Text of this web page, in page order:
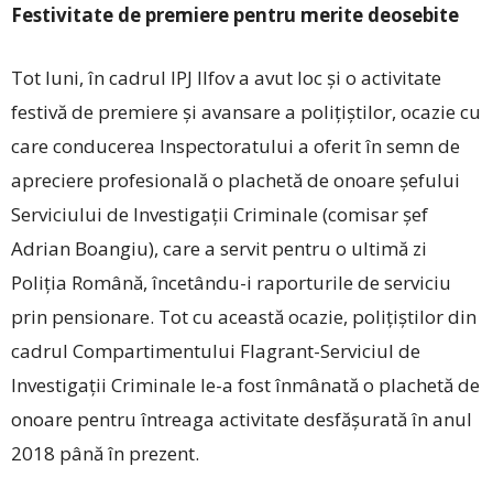
Festivitate de premiere pentru merite deosebite
Tot luni, în cadrul IPJ Ilfov a avut loc și o activitate
festivă de premiere și avansare a polițiștilor, ocazie cu
care conducerea Inspectoratului a oferit în semn de
apreciere profesională o plachetă de onoare șefului
Serviciului de Investigații Criminale (comisar șef
Adrian Boangiu), care a servit pentru o ultimă zi
Poliția Română, încetându-i raporturile de serviciu
prin pensionare. Tot cu această ocazie, polițiștilor din
cadrul Compartimentului Flagrant-Serviciul de
Investigații Criminale le-a fost înmânată o plachetă de
onoare pentru întreaga activitate desfășurată în anul
2018 până în prezent.